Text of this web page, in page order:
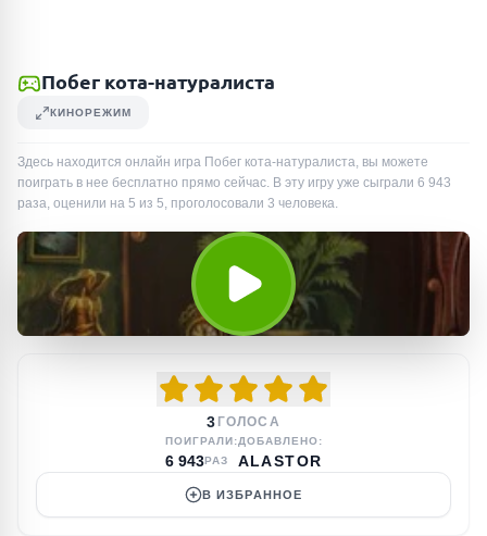
Побег кота-натуралиста
КИНОРЕЖИМ
Здесь находится онлайн игра Побег кота-натуралиста, вы можете
поиграть в нее бесплатно прямо сейчас. В эту игру уже сыграли 6 943
раза, оценили на 5 из 5, проголосовали 3 человека.
3 ГОЛОСА
ПОИГРАЛИ:
6 943РАЗ
ДОБАВЛЕНО:
ALASTOR
В ИЗБРАННОЕ